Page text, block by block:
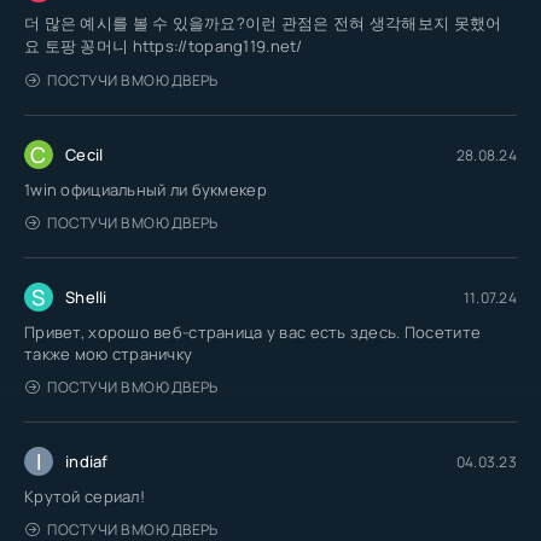
더 많은 예시를 볼 수 있을까요?이런 관점은 전혀 생각해보지 못했어
요 토팡 꽁머니 https://topang119.net/
ПОСТУЧИ В МОЮ ДВЕРЬ
C Cecil 28.08.24
1win официальный ли букмекер
ПОСТУЧИ В МОЮ ДВЕРЬ
S Shelli 11.07.24
Привет, хорошо веб-страница у вас есть здесь. Посетите
также мою страничку
ПОСТУЧИ В МОЮ ДВЕРЬ
I indiaf 04.03.23
Крутой сериал!
ПОСТУЧИ В МОЮ ДВЕРЬ